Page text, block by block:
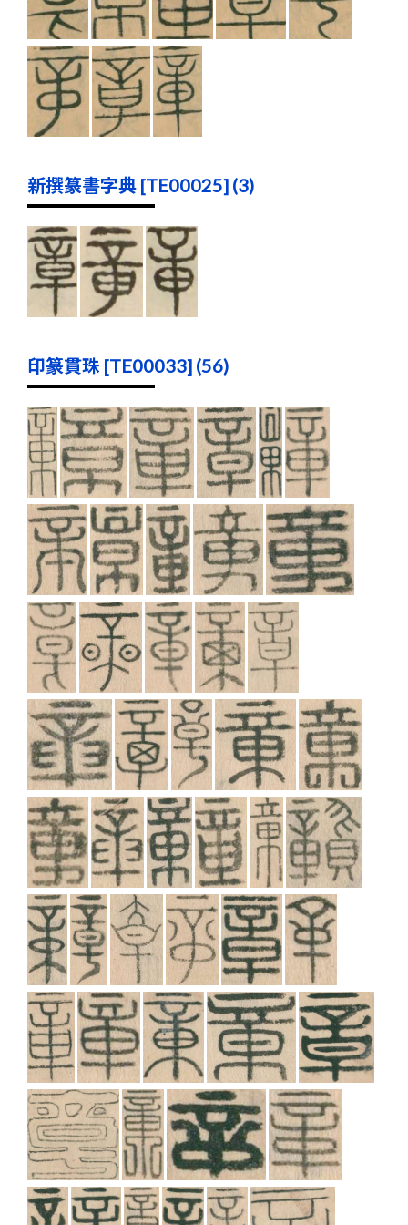
新撰篆書字典 [TE00025] (3)
印篆貫珠 [TE00033] (56)